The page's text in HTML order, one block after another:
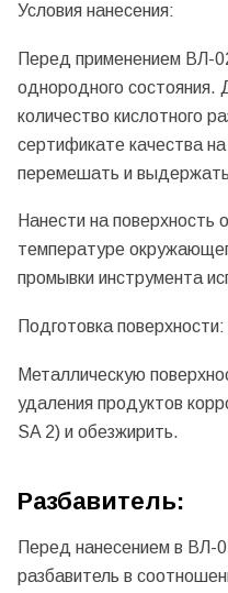
Условия нанесения:
Перед применением ВЛ-
однородного состояния.
количество кислотного
сертификате качества
перемешать и
Нанести на поверхность
температуре
промывки инструмента
Подготовка поверхности:
Металлическую
удаления продуктов
SA 2) и обезжирить.
Разбавитель:
Перед нанесением в ВЛ-
разбавитель в